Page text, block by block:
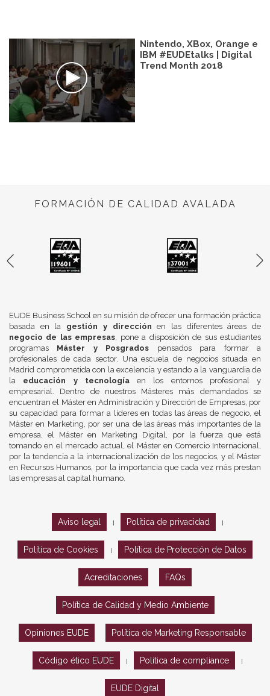
Nintendo, XBox, Orange e
IBM #EUDEtalks | Digital
Trend Month 2018
FORMACIÓN DE CALIDAD AVALADA
EUDE Business School en su misión de ofrecer una formación práctica
basada en la gestión y dirección en las diferentes áreas de
negocio de las empresas, pone a disposición de sus estudiantes
programas Máster y Posgrados pensados para formar a
profesionales de cada sector. Una escuela de negocios situada en
Madrid comprometida con la excelencia y estando a la vanguardia de
la educación y tecnologíaen los entornos profesional y
empresarial. Dentro de nuestros Másteres más demandados se
encuentran el Máster en Administración y Dirección de Empresas, por
su capacidad para formar a líderes en todas las áreas de negocio, el
Máster en Marketing, por ser una de las áreas más importantes de la
empresa, el Máster en Marketing Digital, por la fuerza que está
tomando en el mercado actual, el Máster en Comercio Internacional,
por la tendencia a la internacionalización de los negocios, y el Máster
en Recursos Humanos, por la importancia que cada vez más prestan
las empresas al capital humano.
Aviso legal Política de privacidad
Política de Cookies Política de Protección de Datos
Acreditaciones FAQs
Política de Calidad y Medio Ambiente
Opiniones EUDE Política de Marketing Responsable
Código ético EUDE Política de compliance
EUDE Digital